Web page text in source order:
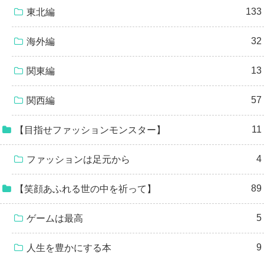
東北編 133
海外編 32
関東編 13
関西編 57
【目指せファッションモンスター】 11
ファッションは足元から 4
【笑顔あふれる世の中を祈って】 89
ゲームは最高 5
人生を豊かにする本 9